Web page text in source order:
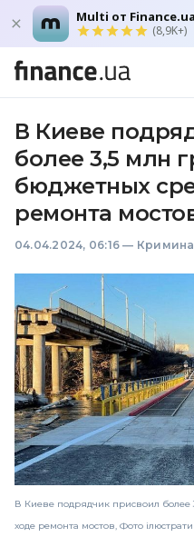
Multi от Finance.ua
(8,9K+)
В Киеве
более 3,5 млн
бюджетных
ремонта
04.04.2024, 06:16 —
В Киеве подрядчик присвоил
ходе ремонта мостов, Фото